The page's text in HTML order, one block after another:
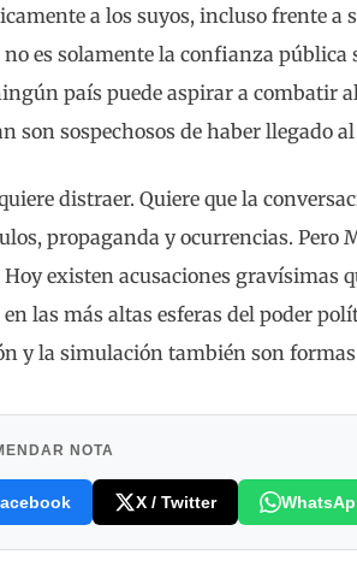
a los suyos, incluso frente a
es solamente la confianza pública
país puede aspirar a combatir
son sospechosos de haber llegado
distraer. Quiere que la
propaganda y ocurrencias.
Hoy existen acusaciones
las más altas esferas del poder
y la simulación también son
NOTA
X / Twitter